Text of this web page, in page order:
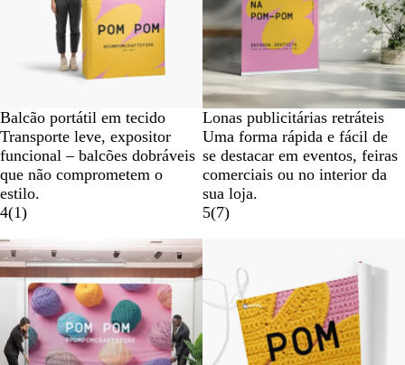
Balcão portátil em tecido
Transporte leve, expositor
funcional – balcões dobráveis
que não comprometem o
estilo.
4(1)
Lonas publicitárias retráteis
Uma forma rápida e fácil de
se destacar em eventos, feiras
comerciais ou no interior da
sua loja.
5(7)